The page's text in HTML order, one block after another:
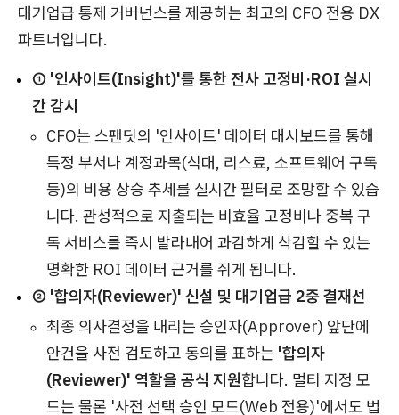
대기업급 통제 거버넌스를 제공하는 최고의 CFO 전용 DX
파트너입니다.
① '인사이트(Insight)'를 통한 전사 고정비·ROI 실시
간 감시
CFO는 스팬딧의 '인사이트' 데이터 대시보드를 통해
특정 부서나 계정과목(식대, 리스료, 소프트웨어 구독
등)의 비용 상승 추세를 실시간 필터로 조망할 수 있습
니다. 관성적으로 지출되는 비효율 고정비나 중복 구
독 서비스를 즉시 발라내어 과감하게 삭감할 수 있는
명확한 ROI 데이터 근거를 쥐게 됩니다.
② '합의자(Reviewer)' 신설 및 대기업급 2중 결재선
최종 의사결정을 내리는 승인자(Approver) 앞단에
안건을 사전 검토하고 동의를 표하는 '합의자
(Reviewer)' 역할을 공식 지원합니다. 멀티 지정 모
드는 물론 '사전 선택 승인 모드(Web 전용)'에서도 법